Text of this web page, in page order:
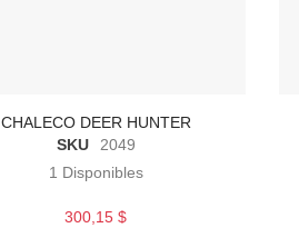
CHALECO DEER HUNTER
SKU
2049
1 Disponibles
300,15 $